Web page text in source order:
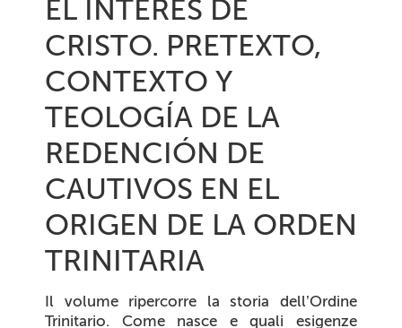
EL INTERÉS DE
CRISTO. PRETEXTO,
CONTEXTO Y
TEOLOGÍA DE LA
REDENCIÓN DE
CAUTIVOS EN EL
ORIGEN DE LA ORDEN
TRINITARIA
Il volume ripercorre la storia dell’Ordine
Trinitario. Come nasce e quali esigenze